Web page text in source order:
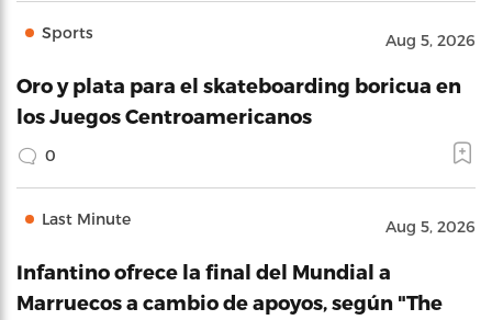
Sports Aug 5, 2026
Oro y plata para el skateboarding boricua en
los Juegos Centroamericanos
0
Last Minute Aug 5, 2026
Infantino ofrece la final del Mundial a
Marruecos a cambio de apoyos, según "The